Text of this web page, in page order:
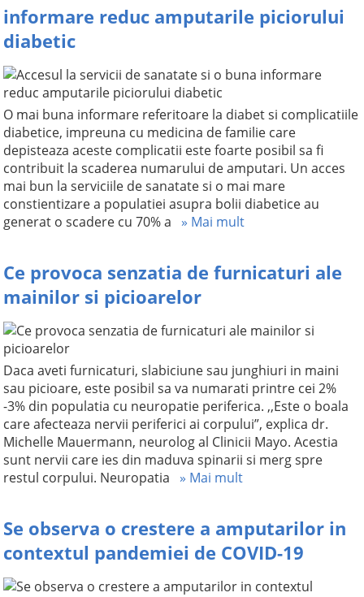
informare reduc amputarile piciorului
diabetic
O mai buna informare referitoare la diabet si complicatiile
diabetice, impreuna cu medicina de familie care
depisteaza aceste complicatii este foarte posibil sa fi
contribuit la scaderea numarului de amputari. Un acces
mai bun la serviciile de sanatate si o mai mare
constientizare a populatiei asupra bolii diabetice au
generat o scadere cu 70% a » Mai mult
Ce provoca senzatia de furnicaturi ale
mainilor si picioarelor
Daca aveti furnicaturi, slabiciune sau junghiuri in maini
sau picioare, este posibil sa va numarati printre cei 2%
-3% din populatia cu neuropatie periferica. ,,Este o boala
care afecteaza nervii periferici ai corpului”, explica dr.
Michelle Mauermann, neurolog al Clinicii Mayo. Acestia
sunt nervii care ies din maduva spinarii si merg spre
restul corpului. Neuropatia » Mai mult
Se observa o crestere a amputarilor in
contextul pandemiei de COVID-19